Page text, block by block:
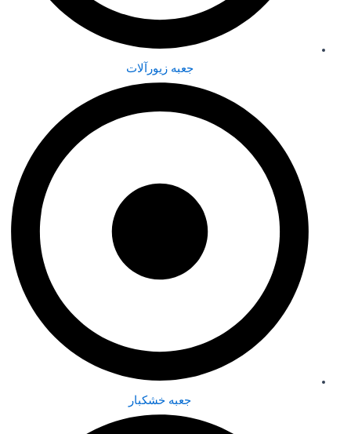
جعبه زیورآلات
جعبه خشکبار